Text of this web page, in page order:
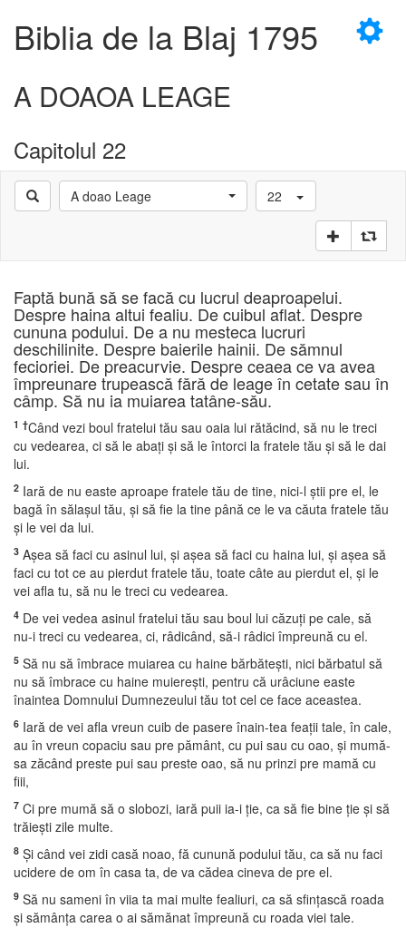
×
Biblia de la Blaj 1795
A DOAOA LEAGE
Capitolul 22
A doao Leage 22
Faptă bună să se facă cu lucrul deaproapelui.
Despre haina altui fealiu. De cuibul aflat. Despre
cununa podului. De a nu mesteca lucruri
deschilinite. Despre baierile hainii. De sămnul
fecioriei. De preacurvie. Despre ceaea ce va avea
împreunare trupească fără de leage în cetate sau în
câmp. Să nu ia muiarea tatâne-său.
1 †Când vezi boul fratelui tău sau oaia lui rătăcind, să nu le treci
cu vedearea, ci să le abaţi şi să le întorci la fratele tău şi să le dai
lui.
2 Iară de nu easte aproape fratele tău de tine, nici-l ştii pre el, le
bagă în sălaşul tău, şi să fie la tine până ce le va căuta fratele tău
şi le vei da lui.
3 Aşea să faci cu asinul lui, şi aşea să faci cu haina lui, şi aşea să
faci cu tot ce au pierdut fratele tău, toate câte au pierdut el, şi le
vei afla tu, să nu le treci cu vedearea.
4 De vei vedea asinul fratelui tău sau boul lui căzuţi pe cale, să
nu-i treci cu vedearea, ci, râdicând, să-i râdici împreună cu el.
5 Să nu să îmbrace muiarea cu haine bărbăteşti, nici bărbatul să
nu să îmbrace cu haine muiereşti, pentru că urâciune easte
înaintea Domnului Dumnezeului tău tot cel ce face aceastea.
6 Iară de vei afla vreun cuib de pasere înain-tea feaţii tale, în cale,
au în vreun copaciu sau pre pământ, cu pui sau cu oao, şi mumă-
sa zăcând preste pui sau preste oao, să nu prinzi pre mamă cu
fiii,
7 Ci pre mumă să o slobozi, iară puii ia-i ţie, ca să fie bine ţie şi să
trăieşti zile multe.
8 Şi când vei zidi casă noao, fă cunună podului tău, ca să nu faci
ucidere de om în casa ta, de va cădea cineva de pre el.
9 Să nu sameni în viia ta mai multe fealiuri, ca să sfinţască roada
şi sămânţa carea o ai sămănat împreună cu roada viei tale.